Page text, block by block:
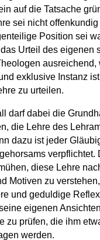
auf die Tatsache
sei nicht
Position sei
Urteil des eigenen
ausreichend,
exklusive Instanz
zu urteilen.
darf dabei die
die Lehre des
dazu ist jeder
verpflichtet.
diese Lehre
Motiven zu
und geduldige
eigenen
zu prüfen, die ihm
werden.